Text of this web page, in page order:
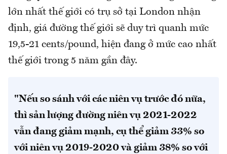
lớn nhất thế giới có trụ sở tại London nhận
định, giá đường thế giới sẽ duy trì quanh mức
19,5-21 cents/pound, hiện đang ở mức cao nhất
thế giới trong 5 năm gần đây.
"Nếu so sánh với các niên vụ trước đó nữa,
thì sản lượng đường niên vụ 2021-2022
vẫn đang giảm mạnh, cụ thể giảm 33% so
với niên vụ 2019-2020 và giảm 38% so với